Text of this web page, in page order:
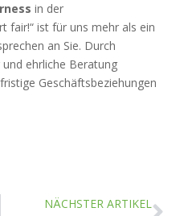
in der
fair!“ ist für uns mehr als ein
an Sie. Durch
ehrliche Beratung
Geschäftsbeziehungen
NÄCHSTER ARTIKEL